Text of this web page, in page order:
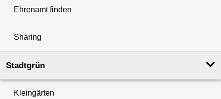
Ehrenamt finden
Sharing
Stadtgrün
Kleingärten